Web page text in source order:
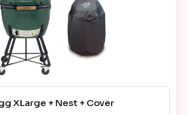
XLarge + Nest + Cover